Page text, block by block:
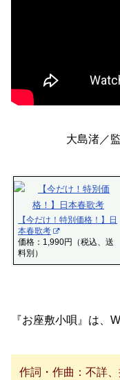
大島渚／監
【今だけ！特別価格！】日
本春歌考
価格：1,990円（税込、送
料別）
『お座敷小唄』は、
作詞・作曲：不詳